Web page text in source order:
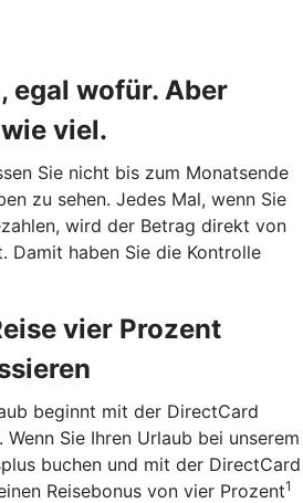
egal wofür. Aber
viel.
Sie nicht bis zum Monatsende
zu sehen. Jedes Mal, wenn Sie
wird der Betrag direkt von
Damit haben Sie die Kontrolle
vier Prozent
beginnt mit der DirectCard
Sie Ihren Urlaub bei unserem
buchen und mit der DirectCard
Reisebonus von vier Prozent1